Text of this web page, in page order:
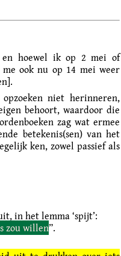
en hoewel ik op 2 mei of
me ook nu op 14 mei weer
niet herinneren,
behoort, waardoor die
zag wat ermee
betekenis(sen) van het
ken, zowel passief als
in het lemma ‘spijt’:
zou willen”.